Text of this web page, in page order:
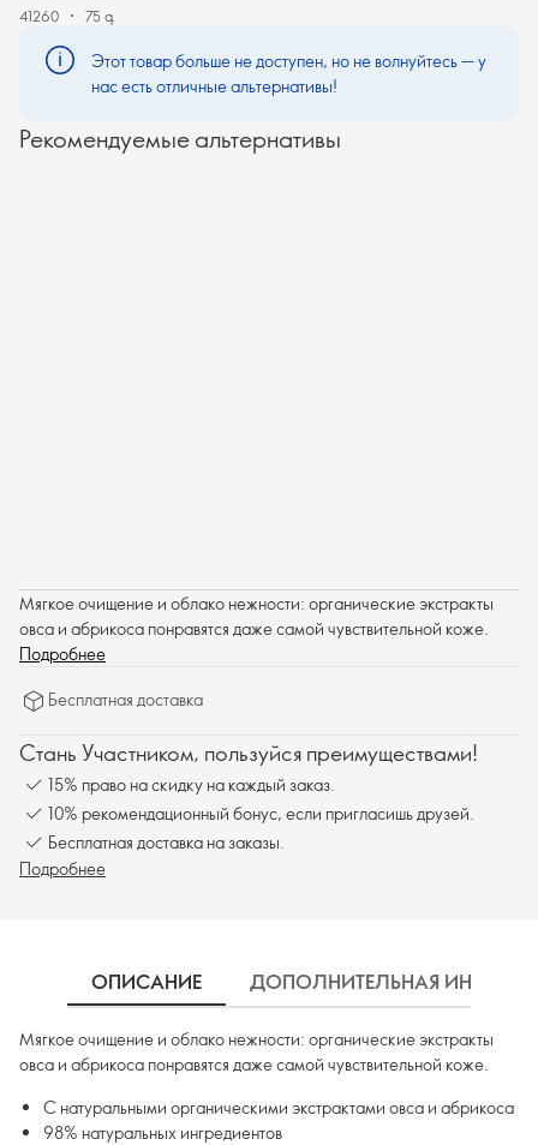
41260 75 գ
Этот товар больше не доступен, но не волнуйтесь — у
нас есть отличные альтернативы!
Рекомендуемые альтернативы
Мягкое очищение и облако нежности: органические экстракты
овса и абрикоса понравятся даже самой чувствительной коже.
Подробнее
Бесплатная доставка
Стань Участником, пользуйся преимуществами!
15% право на скидку на каждый заказ.
10% рекомендационный бонус, если пригласишь друзей.
Бесплатная доставка на заказы.
Подробнее
ОПИСАНИЕ ДОПОЛНИТЕЛЬНАЯ
Мягкое очищение и облако нежности: органические экстракты
овса и абрикоса понравятся даже самой чувствительной коже.
С натуральными органическими экстрактами овса и абрикоса
98% натуральных ингредиентов